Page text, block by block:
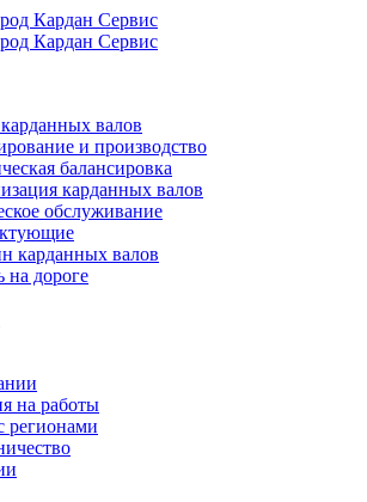
валов
и производство
балансировка
карданных валов
обслуживание
карданных валов
дороге
на работы
регионами